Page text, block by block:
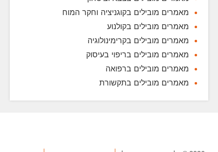
מאמרים מובילים בקוגניציה וחקר המוח
מאמרים מובילים בקולנוע
מאמרים מובילים בקרימינולוגיה
מאמרים מובילים בריפוי בעיסוק
מאמרים מובילים ברפואה
מאמרים מובילים בתקשורת